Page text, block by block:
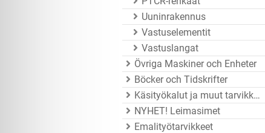
Uuninrakennus
Vastuselementit
Vastuslangat
Övriga Maskiner och Enheter
Böcker och Tidskrifter
Käsityökalut ja muut tarvikkeet
NYHET! Leimasimet
Emalityötarvikkeet